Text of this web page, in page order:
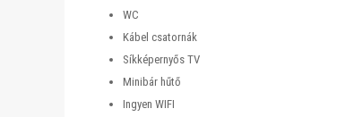
WC
Kábel csatornák
Síkképernyős TV
Minibár hűtő
Ingyen WIFI